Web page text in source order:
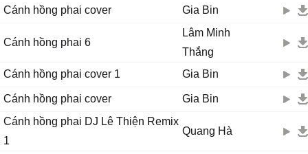
Cánh hồng phai cover
Gia Bin
Cánh hồng phai 6
Lâm Minh
Thắng
Cánh hồng phai cover 1
Gia Bin
Cánh hồng phai cover
Gia Bin
Cánh hồng phai DJ Lê Thiện Remix
1
Quang Hà